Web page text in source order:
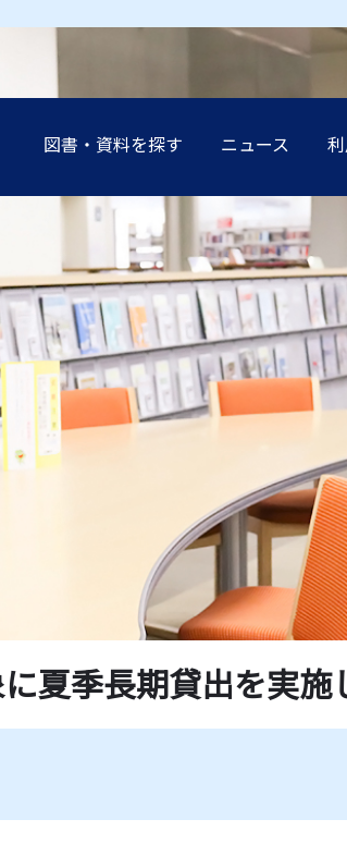
図書・資料を探す
）
受験生の
教職員の
ニュース
受験生の
教職員の
の
受験生の
教職員の
受験生の
教職員の
受験生の
教職員の
夏季長期貸出を実施